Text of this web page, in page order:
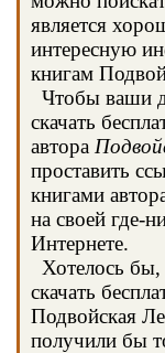
является
интересную
книгам
Чтобы ваши
скачать
автора
проставить
книгами
на своей где-
Интернете.
Хотелось бы,
скачать
Подвойская
получили бы